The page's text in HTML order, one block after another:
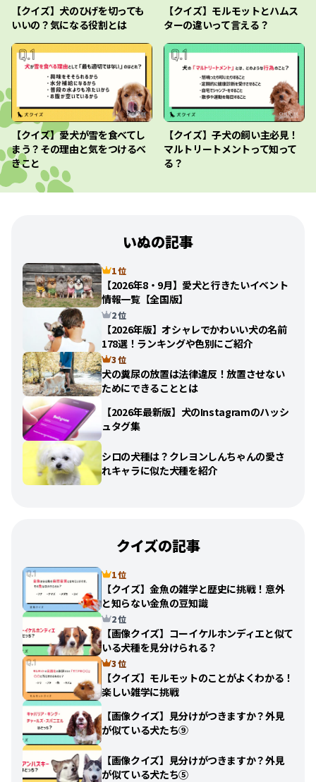
【クイズ】犬のひげを切っても
いいの？気になる役割とは
【クイズ】モルモットとハムス
ターの違いって言える？
【クイズ】愛犬が雪を食べてし
まう？その理由と気をつけるべ
きこと
【クイズ】子犬の飼い主必見！
マルトリートメントって知って
る？
いぬの記事
1 位
【2026年8・9月】愛犬と行きたいイベント
情報一覧【全国版】
2 位
【2026年版】オシャレでかわいい犬の名前
178選！ランキングや色別にご紹介
3 位
犬の糞尿の放置は法律違反！放置させない
ためにできることとは
【2026年最新版】犬のInstagramのハッシ
ュタグ集
シロの犬種は？クレヨンしんちゃんの愛さ
れキャラに似た犬種を紹介
クイズの記事
1 位
【クイズ】金魚の雑学と歴史に挑戦！意外
と知らない金魚の豆知識
2 位
【画像クイズ】コーイケルホンディエと似て
いる犬種を見分けられる？
3 位
【クイズ】モルモットのことがよくわかる！
楽しい雑学に挑戦
【画像クイズ】見分けがつきますか？外見
が似ている犬たち⑨
【画像クイズ】見分けがつきますか？外見
が似ている犬たち⑤